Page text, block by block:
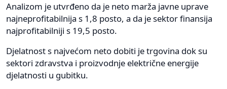
Analizom je utvrđeno da je neto marža javne uprave
najneprofitabilnija s 1,8 posto, a da je sektor finansija
najprofitabilniji s 19,5 posto.
Djelatnost s najvećom neto dobiti je trgovina dok su
sektori zdravstva i proizvodnje električne energije
djelatnosti u gubitku.